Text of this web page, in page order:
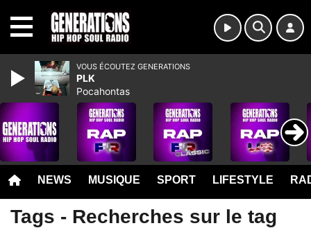
NEWS MUSIQUE SPORT LIFESTYLE
Tags - Recherches sur le tag
VOUS ÉCOUTEZ GENERATIONS
PLK
Pocahontas